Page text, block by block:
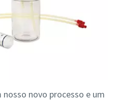
nosso novo processo e um